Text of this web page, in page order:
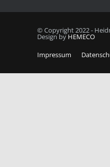
© Copyright 2022 -
Design byHEMECO
Impressum